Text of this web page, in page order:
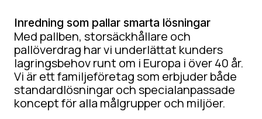
Inredning som pallar smarta lösningar
Med pallben, storsäckhållare och
pallöverdrag har vi underlättat kunders
lagringsbehov runt om i Europa i över 40 år.
Vi är ett familjeföretag som erbjuder både
standardlösningar och specialanpassade
koncept för alla målgrupper och miljöer.